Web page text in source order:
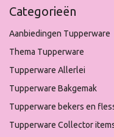
Categorieën
Aanbiedingen Tupperware
Thema Tupperware
Tupperware Allerlei
Tupperware Bakgemak
Tupperware bekers en
Tupperware Collector